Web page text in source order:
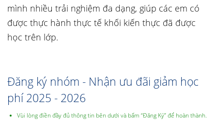
mình nhiều trải nghiệm đa dạng, giúp các em có
được thực hành thực tế khối kiến thực đã được
học trên lớp.
Đăng ký nhóm - Nhận ưu đãi giảm học
phí 2025 - 2026
Vùi lòng điền đầy đủ thông tin bên dưới và bấm “Đăng Ký” để hoàn thành.